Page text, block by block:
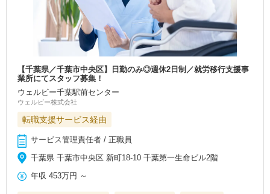
【千葉県／千葉市中央区】日勤のみ◎週休2日制／就労移行支援事
業所にてスタッフ募集！
ウェルビー千葉駅前センター
ウェルビー株式会社
転職支援サービス経由
サービス管理責任者 / 正職員
千葉県 千葉市中央区 新町18-10 千葉第一生命ビル2階
年収 453万円 ～